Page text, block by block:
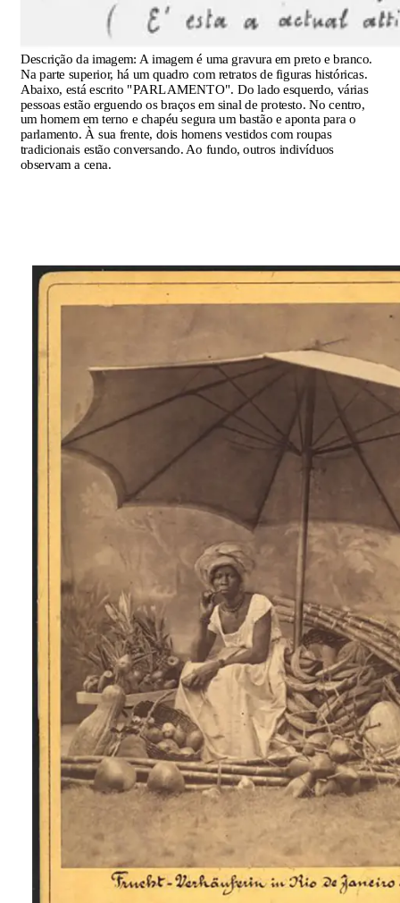
Descrição da imagem: A imagem é uma gravura em preto e branco.
Na parte superior, há um quadro com retratos de figuras históricas.
Abaixo, está escrito "PARLAMENTO". Do lado esquerdo, várias
pessoas estão erguendo os braços em sinal de protesto. No centro,
um homem em terno e chapéu segura um bastão e aponta para o
parlamento. À sua frente, dois homens vestidos com roupas
tradicionais estão conversando. Ao fundo, outros indivíduos
observam a cena.